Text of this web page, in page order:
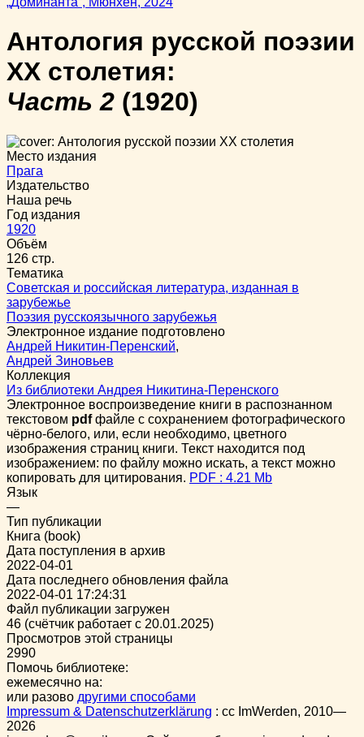
Антология русской поэзии
XX столетия:
Часть 2 (1920)
Место издания
Прага
Издательство
Наша речь
Год издания
1920
Объём
126 стр.
Тематика
Советская и российская литература, изданная в
зарубежье
Поэзия русскоязычного зарубежья
Электронное издание подготовлено
Андрей Никитин-Перенский,
Андрей Зиновьев
Коллекция
Из библиотеки Андрея Никитина-Перенского
Электронное воспроизведение книги в распознанном
текстовом pdfфайле с сохранением фотографического
чёрно-белого, или, если необходимо, цветного
изображения страниц книги. Текст находится под
изображением: по файлу можно искать, а текст можно
копировать для цитирования. PDF : 4.21 Mb
Язык
—
Тип публикации
Книга (book)
Дата поступления в архив
2022-04-01
Дата последнего обновления файла
2022-04-01 17:24:31
Файл публикации загружен
46 (счётчик работает с 20.01.2025)
Просмотров этой страницы
2990
Помочь библиотеке:
ежемесячно на:
или разово другими способами
Impressum & Datenschutzerklärung : cc ImWerden, 2010—
2026